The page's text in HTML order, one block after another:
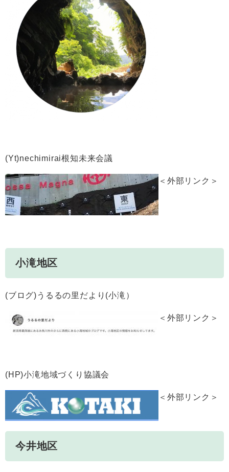
(Yt)nechimirai根知未来会議
＜外部リンク＞
小滝地区
(ブログ)うるるの里だより(小滝）
＜外部リンク＞
(HP)小滝地域づくり協議会
＜外部リンク＞
今井地区